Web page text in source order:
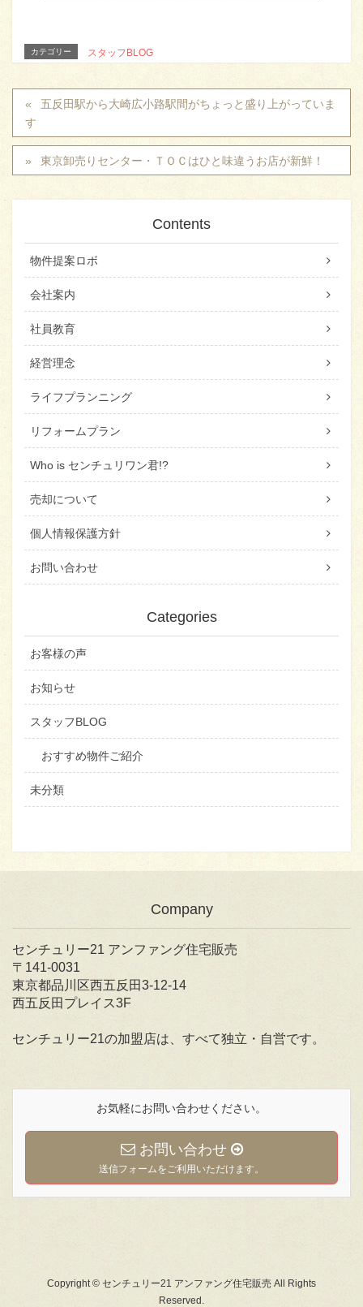
カテゴリー スタッフBLOG
五反田駅から大崎広小路駅間がちょっと盛り上がっていま
す
東京卸売りセンター・ＴＯＣはひと味違うお店が新鮮！
Contents
物件提案ロボ
会社案内
社員教育
経営理念
ライフプランニング
リフォームプラン
Who is センチュリワン君!?
売却について
個人情報保護方針
お問い合わせ
Categories
お客様の声
お知らせ
スタッフBLOG
おすすめ物件ご紹介
未分類
Company
センチュリー21 アンファング住宅販売
〒141-0031
東京都品川区西五反田3-12-14
西五反田プレイス3F
センチュリー21の加盟店は、すべて独立・自営です。
お気軽にお問い合わせください。
お問い合わせ
送信フォームをご利用いただけます。
Copyright © センチュリー21 アンファング住宅販売 All Rights
Reserved.